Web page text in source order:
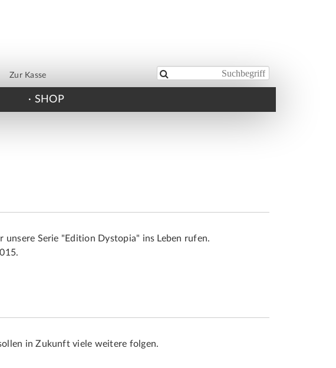
Zur Kasse 
SHOP
Serie "Edition Dystopia" ins Leben rufen.
in Zukunft viele weitere folgen.